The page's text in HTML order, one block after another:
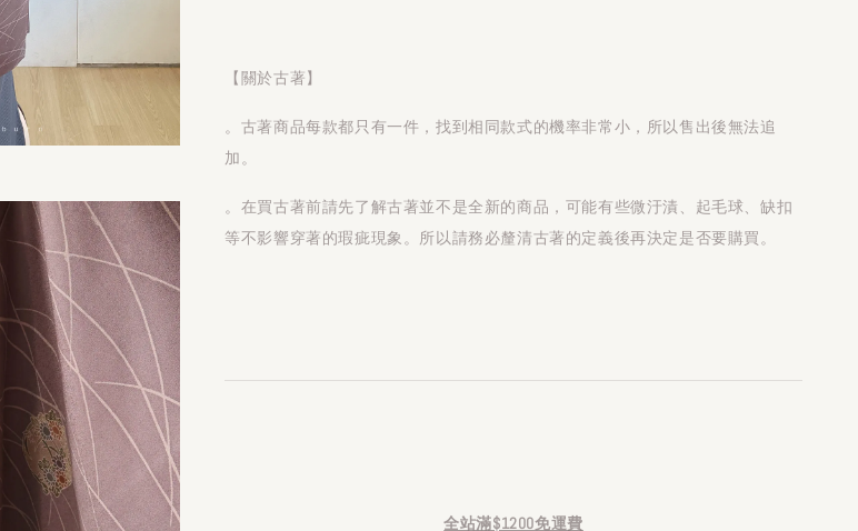
【關於古著】
。古著商品每款都只有一件，找到相同款式的機率非常小，所以售出後無法追
加。
。在買古著前請先了解古著並不是全新的商品，可能有些微汙漬、起毛球、缺扣
等不影響穿著的瑕疵現象。所以請務必釐清古著的定義後再決定是否要購買。
全站滿$1200免運費